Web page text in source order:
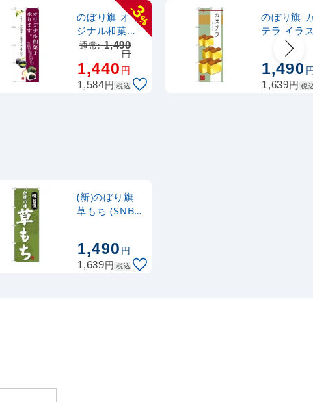
タンド
税込 カゴへ
-
3
%
のぼり旗 オリ
ジナル和菓子
承ります。
(SNB-3021)
通常:1,490
円
1,440円
1,584円 税込
のぼり旗
テラ イラ
和柄 (SNB-
2987)
1,490
1,639円 税
(新)のぼり旗
草もち (SNB-
1,490円
1,639円 税込